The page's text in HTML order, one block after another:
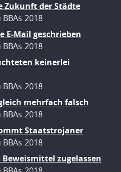
Zukunft der Städte
2018
E-Mail geschrieben
2018
keinerlei
2018
mehrfach falsch
2018
Staatstrojaner
2018
zugelassen